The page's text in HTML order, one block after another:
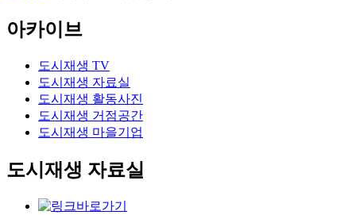
아카이브
도시재생 TV
도시재생 자료실
도시재생 활동사진
도시재생 거점공간
도시재생 마을기업
도시재생 자료실